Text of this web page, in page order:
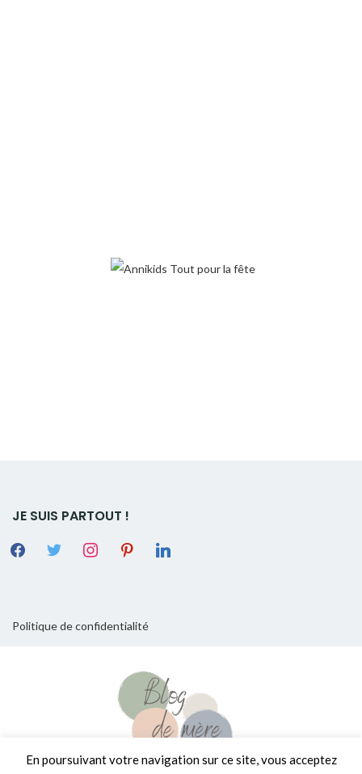
JE SUIS PARTOUT !
Politique de confidentialité
En poursuivant votre navigation sur ce site, vous acceptez